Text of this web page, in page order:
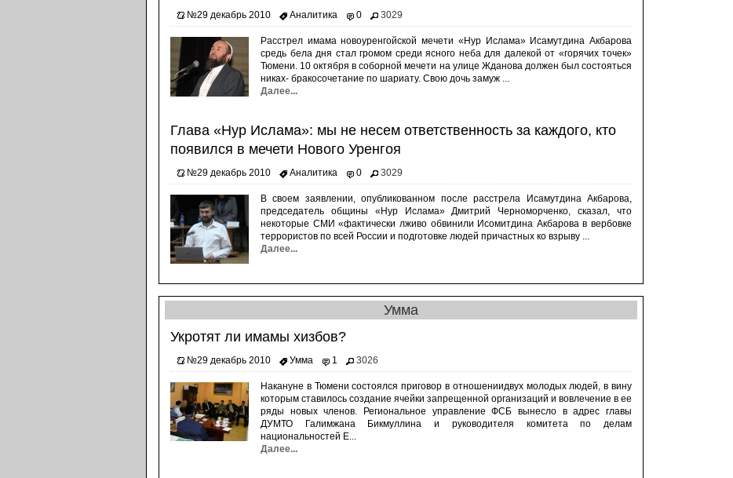
№29 декабрь 2010 Аналитика 0 3029
Расстрел имама новоуренгойской мечети «Нур Ислама» Исамутдина Акбарова
средь бела дня стал громом среди ясного неба для далекой от «горячих точек»
Тюмени. 10 октября в соборной мечети на улице Жданова должен был состояться
никах- бракосочетание по шариату. Свою дочь замуж ...
Далее...
Глава «Нур Ислама»: мы не несем ответственность за каждого, кто
появился в мечети Нового Уренгоя
№29 декабрь 2010 Аналитика 0 3029
В своем заявлении, опубликованном после расстрела Исамутдина Акбарова,
председатель общины «Нур Ислама» Дмитрий Черноморченко, сказал, что
некоторые СМИ «фактически лживо обвинили Исомитдина Акбарова в вербовке
террористов по всей России и подготовке людей причастных ко взрыву ...
Далее...
Умма
Укротят ли имамы хизбов?
№29 декабрь 2010 Умма 1 3026
Накануне в Тюмени состоялся приговор в отношениидвух молодых людей, в вину
которым ставилось создание ячейки запрещенной организаций и вовлечение в ее
ряды новых членов. Региональное управление ФСБ вынесло в адрес главы
ДУМТО Галимжана Бикмуллина и руководителя комитета по делам
национальностей Е...
Далее...